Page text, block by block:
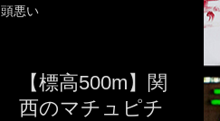
頭悪い
【標高500m】関
西のマチュピチ